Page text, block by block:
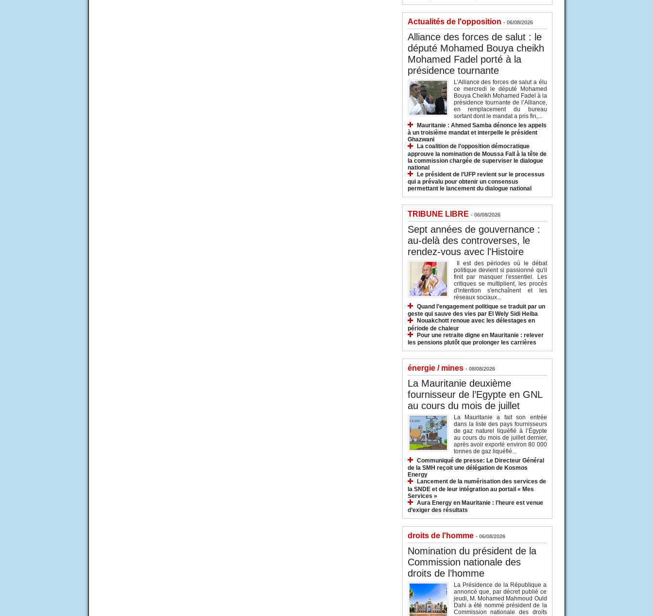
Actualités de l'opposition - 06/08/2026
Alliance des forces de salut : le
député Mohamed Bouya cheikh
Mohamed Fadel porté à la
présidence tournante
L’Alliance des forces de salut a élu
ce mercredi le député Mohamed
Bouya Cheikh Mohamed Fadel à la
présidence tournante de l’Alliance,
en remplacement du bureau
sortant dont le mandat a pris fin,...
Mauritanie : Ahmed Samba dénonce les appels
à un troisième mandat et interpelle le président
Ghazwani
La coalition de l’opposition démocratique
approuve la nomination de Moussa Fall à la tête de
la commission chargée de superviser le dialogue
national
Le président de l’UFP revient sur le processus
qui a prévalu pour obtenir un consensus
permettant le lancement du dialogue national
TRIBUNE LIBRE - 06/08/2026
Sept années de gouvernance :
au-delà des controverses, le
rendez-vous avec l'Histoire
Il est des périodes où le débat
politique devient si passionné qu'il
finit par masquer l'essentiel. Les
critiques se multiplient, les procès
d'intention s'enchaînent et les
réseaux sociaux...
Quand l’engagement politique se traduit par un
geste qui sauve des vies par El Wely Sidi Heiba
Nouakchott renoue avec les délestages en
période de chaleur
Pour une retraite digne en Mauritanie : relever
les pensions plutôt que prolonger les carrières
énergie / mines - 08/08/2026
La Mauritanie deuxième
fournisseur de l’Egypte en GNL
au cours du mois de juillet
La Mauritanie a fait son entrée
dans la liste des pays fournisseurs
de gaz naturel liquéfié à l’Égypte
au cours du mois de juillet dernier,
après avoir exporté environ 80 000
tonnes de gaz liquéfié...
Communiqué de presse: Le Directeur Général
de la SMH reçoit une délégation de Kosmos
Energy
Lancement de la numérisation des services de
la SNDE et de leur intégration au portail « Mes
Services »
Aura Energy en Mauritanie : l’heure est venue
d’exiger des résultats
droits de l'homme - 06/08/2026
Nomination du président de la
Commission nationale des
droits de l’homme
La Présidence de la République a
annoncé que, par décret publié ce
jeudi, M. Mohamed Mahmoud Ould
Dahi a été nommé président de la
Commission nationale des droits